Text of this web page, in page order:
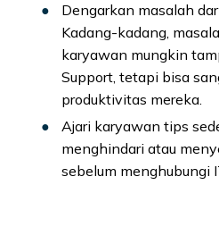
Dengarkan masalah
Kadang-kadang,
karyawan mungkin
Support, tetapi bisa
produktivitas mereka.
Ajari karyawan tips
menghindari atau
sebelum menghubungi